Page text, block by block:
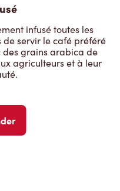
infusé toutes les
de servir le café préféré
des grains arabica de
agriculteurs et à leur